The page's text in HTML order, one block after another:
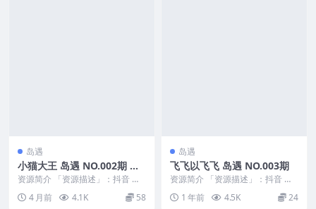
岛遇
小猫大王 岛遇 NO.002期 最
新至：2026.3.15
资源简介 「资源描述」：抖音 小
猫大王 岛遇 NO.002期 【8P5V】
最新至...
4 月前 4.1K 58
岛遇
飞飞以飞飞 岛遇 NO.003期
资源简介 「资源描述」：抖音 飞
飞以飞飞 岛遇 NO.003期 【25P】
「资...1 年前 4.5K 24